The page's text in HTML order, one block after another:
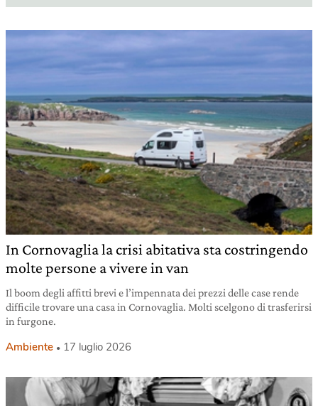
In Cornovaglia la crisi abitativa sta costringendo
molte persone a vivere in van
Il boom degli affitti brevi e l’impennata dei prezzi delle case rende
difficile trovare una casa in Cornovaglia. Molti scelgono di trasferirsi
in furgone.
Ambiente 17 luglio 2026